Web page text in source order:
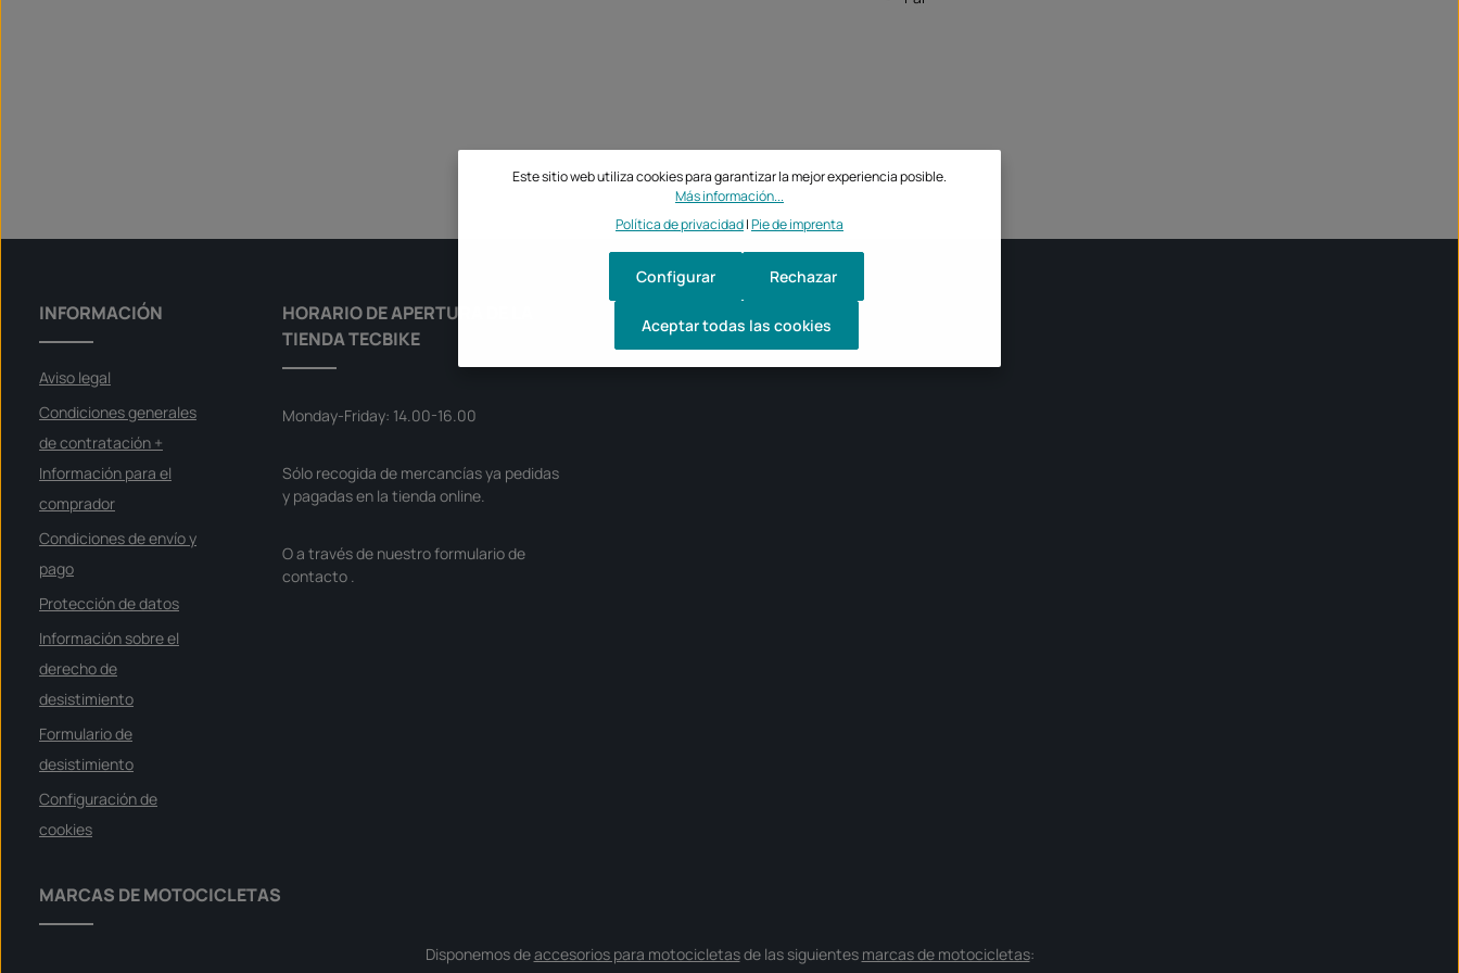
INFORMACIÓN
Aviso legal
Condiciones generales
de contratación +
Información para el
comprador
Condiciones de envío y
pago
Protección de datos
Información sobre el
derecho de
desistimiento
Formulario de
desistimiento
Configuración de
cookies
HORARIO DE APERTURA DE LA
TIENDA TECBIKE
Monday-Friday: 14.00-16.00
Sólo recogida de mercancías ya pedidas
y pagadas en la tienda online.
O a través de nuestro formulario de
contacto .
MARCAS DE MOTOCICLETAS
Disponemos deaccesorios para motocicletasde las siguientes marcas de motocicletas:
Este sitio web utiliza cookies para garantizar la mejor experiencia posible.
Más información...
Política de privacidad|Pie de imprenta
Rechazar
Configurar
Aceptar todas las cookies